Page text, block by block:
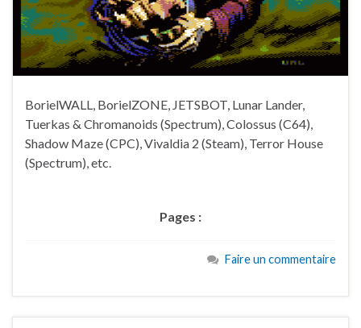
BorielWALL, BorielZONE, JETSBOT, Lunar Lander,
Tuerkas & Chromanoids (Spectrum), Colossus (C64),
Shadow Maze (CPC), Vivaldia 2 (Steam), Terror House
(Spectrum), etc.
Pages :
Faire un commentaire